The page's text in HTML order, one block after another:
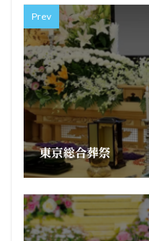
Prev
東京総合葬祭